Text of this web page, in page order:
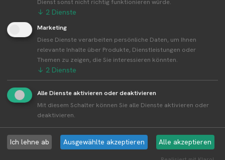
Weitere Standorte von Timm's Erdbeerhof
Marc Timm
Timm's Erdbeerhof Marc Timm betreibt 1
Standorte
Alle Standorte von Timm's Erdbeerhof Marc
Timm↗
Kompakte Übersicht aller Standorte inkl.
Firmensitz von Timm's Erdbeerhof Marc Timm in
einer Karte und als Liste amzeigen.
Dienst sonst nicht richtig funktionieren würde.
↓ 2 Dienste
Marketing
Diese Dienste verarbeiten persönliche Daten, um Ihnen
relevante Inhalte über Produkte, Dienstleistungen oder
Themen zu zeigen, die Sie interessieren könnten.
↓ 2 Dienste
Alle Dienste aktivieren oder deaktivieren
Mit diesem Schalter können Sie alle Dienste aktivieren oder
deaktivieren.
Ich lehne ab Ausgewählte akzeptieren Alle akzeptieren